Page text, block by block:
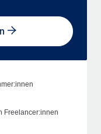
Freelancer:innen